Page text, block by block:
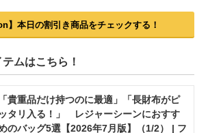
】本日の割引き商品をチェックする！
ムはこちら！
「貴重品だけ持つのに最適」「長財布がピ
ッタリ入る！」 レジャーシーンにおすす
のバッグ5選【2026年7月版】（1/2） | フ